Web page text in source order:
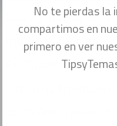
Los agricultores
melones más
En Japón, donde
No te pierdas la
compartimos en
primero en ver